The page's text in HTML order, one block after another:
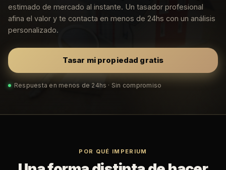
estimado de mercado al instante. Un tasador profesional
afina el valor y te contacta en menos de 24hs con un análisis
personalizado.
Tasar mi propiedad gratis
Respuesta en menos de 24hs · Sin compromiso
POR QUÉ IMPERIUM